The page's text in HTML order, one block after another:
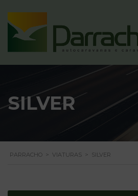
SILVER
PARRACHO > VIATURAS > SILVER